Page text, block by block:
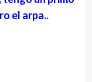
el arpa..